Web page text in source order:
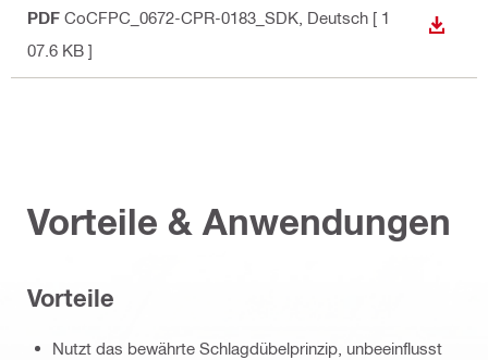
PDF CoCFPC_0672-CPR-0183_SDK , Deutsch [ 1
07.6 KB ]
Vorteile & Anwendungen
Vorteile
Nutzt das bewährte Schlagdübelprinzip, unbeeinflusst